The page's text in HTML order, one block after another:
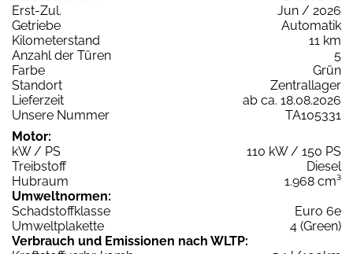
Erst-Zul.
Jun / 2026
Getriebe
Automatik
Kilometerstand
11 km
Anzahl der Türen
5
Farbe
Grün
Standort
Zentrallager
Lieferzeit
ab ca. 18.08.2026
Unsere Nummer
TA105331
Motor:
kW / PS
110 kW / 150 PS
Treibstoff
Diesel
Hubraum
1.968 cm³
Umweltnormen:
Schadstoffklasse
Euro 6e
Umweltplakette
4 (Green)
Verbrauch und Emissionen nach WLTP: